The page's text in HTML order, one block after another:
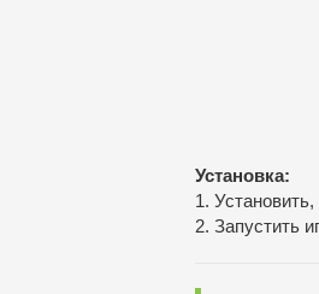
Установка:
1.
2. Запустить